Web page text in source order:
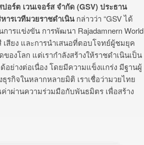
ร์ต เวนเจอร์ส จำกัด (GSV) ประธาน
ารเวทีมวยราชดำเนินกล่าวว่า “GSV ได้
ารแข่งขัน การพัฒนา Rajadamnern World
สียง และการนำเสนอที่ตอบโจทย์ผู้ชมยุค
องโลก แต่เรากำลังสร้างให้ราชดำเนินเป็น
ย่างต่อเนื่อง โดยมีความแข็งแกร่ง มีฐานผู้
กิจในหลากหลายมิติ เราเชื่อว่ามวยไทย
าผ่านความร่วมมือกับพันธมิตร เพื่อสร้าง